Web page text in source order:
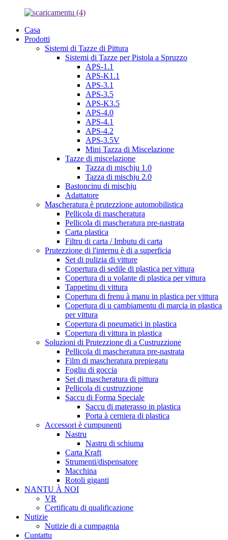
Casa
Prodotti
Sistemi di Tazze di Pittura
Sistemi di Tazze per Pistola a Spruzzo
APS-1.1
APS-K1.1
APS-3.1
APS-3.5
APS-K3.5
APS-4.0
APS-4.1
APS-4.2
APS-3.5V
Mini Tazza di Miscelazione
Tazze di miscelazione
Tazza di mischju 1.0
Tazza di mischju 2.0
Bastoncinu di mischju
Adattatore
Mascheratura è prutezzione automobilistica
Pellicola di mascheratura
Pellicola di mascheratura pre-nastrata
Carta plastica
Filtru di carta / Imbutu di carta
Prutezzione di l'internu è di a superficia
Set di pulizia di vitture
Copertura di sedile di plastica per vittura
Copertura di u volante di plastica per vittura
Tappetinu di vittura
Copertura di frenu à manu in plastica per vittura
Copertura di u cambiamentu di marcia in plastica
per vittura
Copertura di pneumatici in plastica
Copertura di vittura in plastica
Soluzioni di Prutezzione di a Custruzzione
Pellicola di mascheratura pre-nastrata
Film di mascheratura prepiegatu
Fogliu di goccia
Set di mascheratura di pittura
Pellicola di custruzzione
Saccu di Forma Speciale
Saccu di materasso in plastica
Porta à cerniera di plastica
Accessori è cumpunenti
Nastru
Nastru di schiuma
Carta Kraft
Strumenti/dispensatore
Macchina
Rotoli giganti
NANTU À NOI
VR
Certificatu di qualificazione
Nutizie
Nutizie di a cumpagnia
Cuntattu